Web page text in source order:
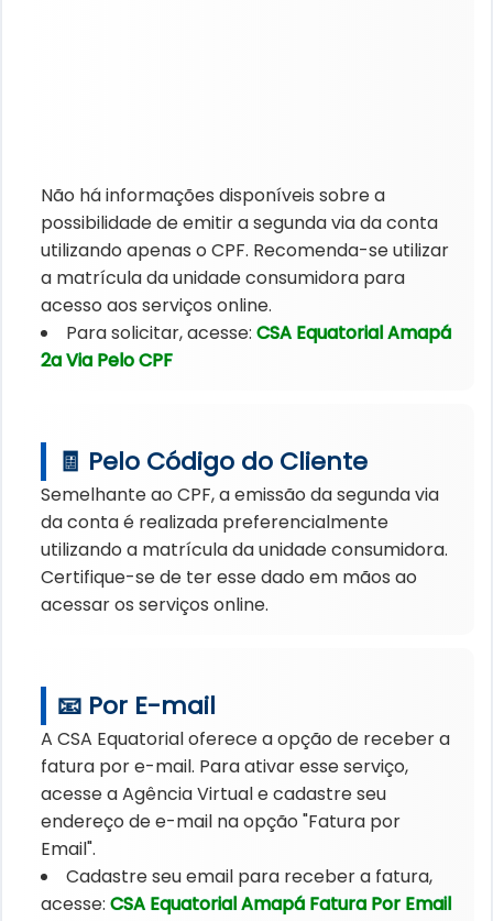
Não há informações disponíveis sobre a
possibilidade de emitir a segunda via da conta
utilizando apenas o CPF. Recomenda-se utilizar
a matrícula da unidade consumidora para
acesso aos serviços online.
Para solicitar, acesse:CSA Equatorial Amapá
2a Via Pelo CPF
🧾 Pelo Código do Cliente
Semelhante ao CPF, a emissão da segunda via
da conta é realizada preferencialmente
utilizando a matrícula da unidade consumidora.
Certifique-se de ter esse dado em mãos ao
acessar os serviços online.
📧 Por E-mail
A CSA Equatorial oferece a opção de receber a
fatura por e-mail. Para ativar esse serviço,
acesse a Agência Virtual e cadastre seu
endereço de e-mail na opção "Fatura por
Email".
Cadastre seu email para receber a fatura,
acesse:CSA Equatorial Amapá Fatura Por Email